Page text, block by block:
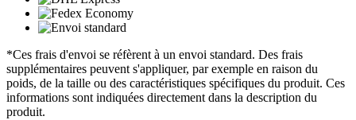
*Ces frais d'envoi se réfèrent à un envoi standard. Des frais
supplémentaires peuvent s'appliquer, par exemple en raison du
poids, de la taille ou des caractéristiques spécifiques du produit. Ces
informations sont indiquées directement dans la description du
produit.